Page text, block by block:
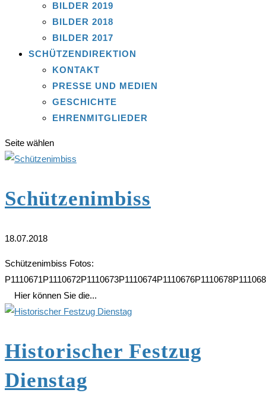
BILDER 2019
BILDER 2018
BILDER 2017
SCHÜTZENDIREKTION
KONTAKT
PRESSE UND MEDIEN
GESCHICHTE
EHRENMITGLIEDER
Seite wählen
Schützenimbiss
18.07.2018
Schützenimbiss Fotos:
Hier können Sie die...
Historischer Festzug
Dienstag